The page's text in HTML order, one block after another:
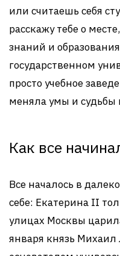
или считаешь себя
расскажу тебе о
знаний и
государственном
просто учебное
меняла умы и судьбы
Как все
Все началось в
себе: Екатерина II
улицах Москвы
января князь Михаил